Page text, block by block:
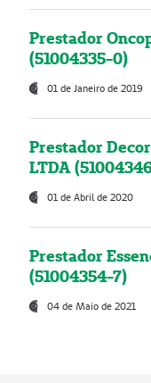
Prestador
(51004335-0)
01 de Janeiro de 2019
Prestador
LTDA
01 de Abril de 2020
Prestador
(51004354-7)
04 de Maio de 2021